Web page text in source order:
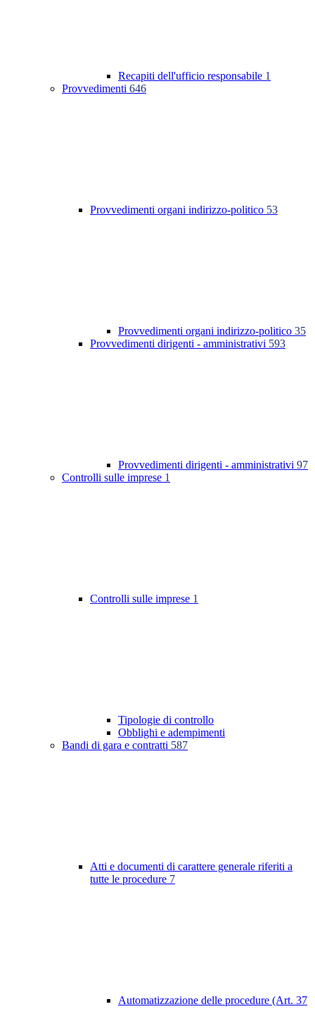
Recapiti dell'ufficio responsabile 1
Provvedimenti 646
Provvedimenti organi indirizzo-politico 53
Provvedimenti organi indirizzo-politico 35
Provvedimenti dirigenti - amministrativi 593
Provvedimenti dirigenti - amministrativi 97
Controlli sulle imprese 1
Controlli sulle imprese 1
Tipologie di controllo
Obblighi e adempimenti
Bandi di gara e contratti 587
Atti e documenti di carattere generale riferiti a
tutte le procedure 7
Automatizzazione delle procedure (Art. 37